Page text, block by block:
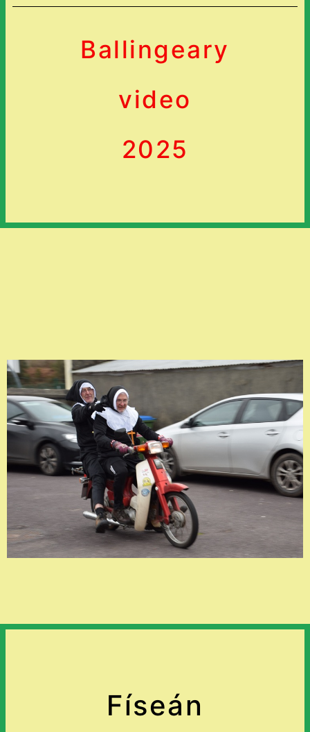
Ballingeary
video
2025
Físeán